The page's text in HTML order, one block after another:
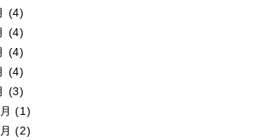
(4)
(4)
(4)
(4)
(3)
(1)
(2)